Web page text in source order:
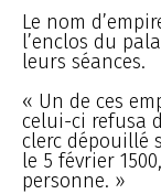
Le nom
l’enclos du
leurs séances.
« Un de ces
celui-ci refusa
clerc dépouillé
le 5 février
personne. »